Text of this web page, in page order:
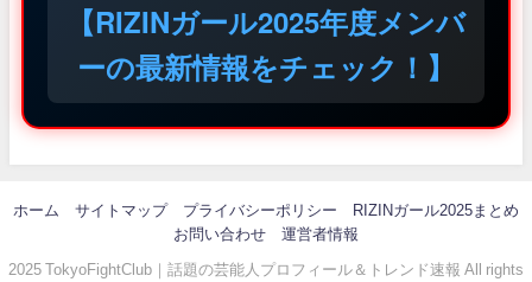
【RIZINガール2025年度メンバ
ーの最新情報をチェック！】
ホーム サイトマップ プライバシーポリシー
RIZINガール2025まとめ
お問い合わせ
運営者情報
2025 TokyoFightClub｜話題の芸能人プロフィール＆トレンド速報 All rights